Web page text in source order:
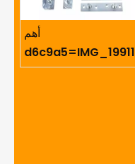
أهم
d6c9a5=IMG_19911